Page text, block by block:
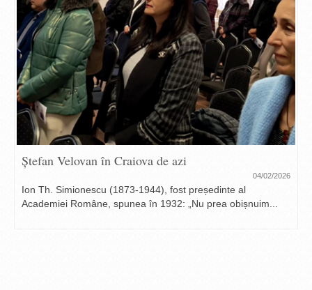
Ștefan Velovan în Craiova de azi
04/02/2026
Ion Th. Simionescu (1873-1944), fost președinte al
Academiei Române, spunea în 1932: „Nu prea obișnuim...